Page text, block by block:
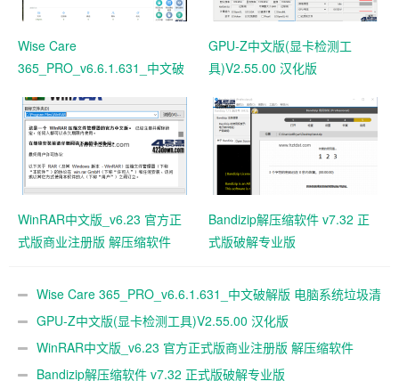
Wise Care
365_PRO_v6.6.1.631_中文破
GPU-Z中文版(显卡检测工
具)V2.55.00 汉化版
WinRAR中文版_v6.23 官方正
式版商业注册版 解压缩软件
Bandizip解压缩软件 v7.32 正
式版破解专业版
Wise Care 365_PRO_v6.6.1.631_中文破解版 电脑系统垃圾清
理软件GPU-Z中文版(显卡检测工具)V2.55.00 汉化版
WinRAR中文版_v6.23 官方正式版商业注册版 解压缩软件
Bandizip解压缩软件 v7.32 正式版破解专业版